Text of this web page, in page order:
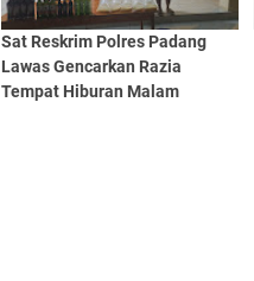
Sat Reskrim Polres Padang
Lawas Gencarkan Razia
Tempat Hiburan Malam